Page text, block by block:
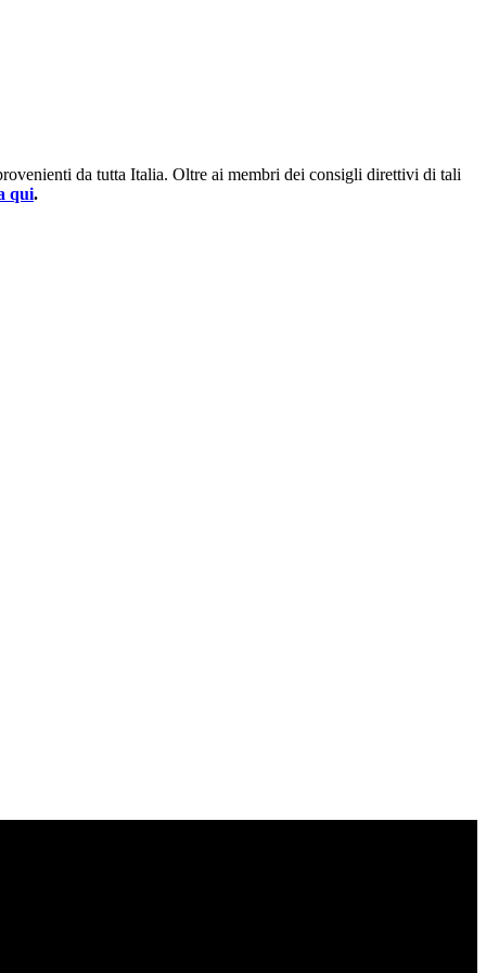
da tutta Italia. Oltre ai membri dei consigli direttivi di tali
qui.